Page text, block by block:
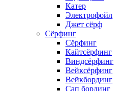
Катер
Электрофойл
Джет сёрф
Сёрфинг
Сёрфинг
Кайтсёрфинг
Виндсёрфинг
Вейксёрфинг
Вейкбординг
Сап бординг